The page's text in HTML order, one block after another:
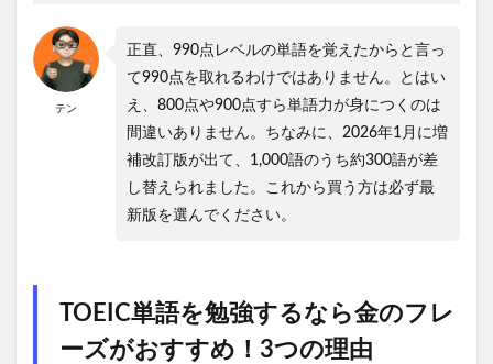
テン
正直、990点レベルの単語を覚えたからと言っ
て990点を取れるわけではありません。とはい
え、800点や900点すら単語力が身につくのは
間違いありません。ちなみに、 2026年1月に増
補改訂版が出て、1,000語のうち約300語が差
し替えられました。これから買う方は必ず最
新版を選んでください。
TOEIC単語を勉強するなら金のフレ
ーズがおすすめ！3つの理由